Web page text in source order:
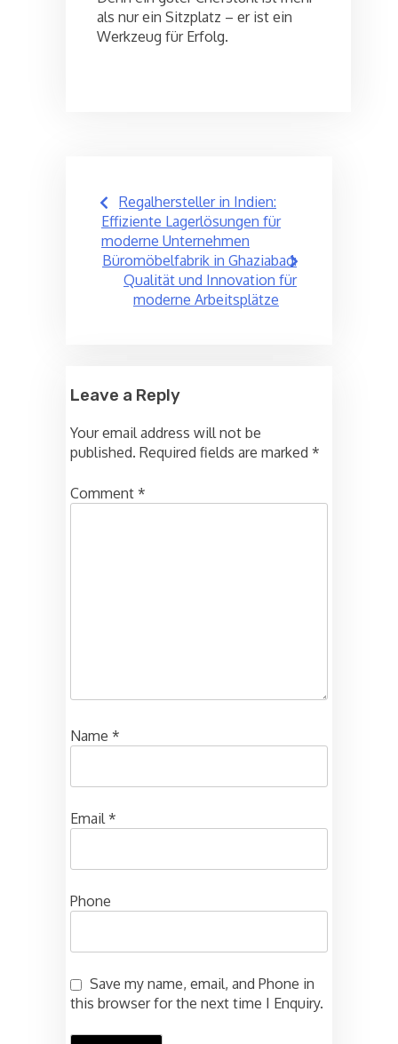
als nur ein Sitzplatz – er ist ein
Werkzeug für Erfolg.
Post
navigation
Regalhersteller in Indien:
Effiziente Lagerlösungen für
moderne Unternehmen
Büromöbelfabrik in Ghaziabad:
Qualität und Innovation für
moderne Arbeitsplätze
Leave a Reply
Your email address will not be
published. Required fields are marked *
Comment *
Name *
Email*
Phone
Save my name, email, and Phone in
this browser for the next time I Enquiry.